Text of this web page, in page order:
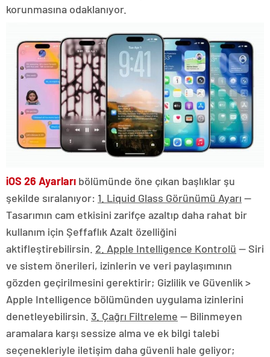
korunmasına odaklanıyor.
iOS 26 Ayarları bölümünde öne çıkan başlıklar şu
şekilde sıralanıyor: 1. Liquid Glass Görünümü Ayarı —
Tasarımın cam etkisini zarifçe azaltıp daha rahat bir
kullanım için Şeffaflık Azalt özelliğini
aktifleştirebilirsin. 2. Apple Intelligence Kontrolü — Siri
ve sistem önerileri, izinlerin ve veri paylaşımının
gözden geçirilmesini gerektirir; Gizlilik ve Güvenlik >
Apple Intelligence bölümünden uygulama izinlerini
denetleyebilirsin. 3. Çağrı Filtreleme — Bilinmeyen
aramalara karşı sessize alma ve ek bilgi talebi
seçenekleriyle iletişim daha güvenli hale geliyor;